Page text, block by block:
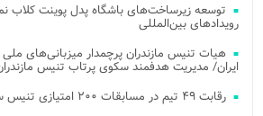
توسعه زیرساخت‌های باشگاه پدل پوینت کلاب
رویدادهای بین‌المللی
هیات تنیس مازندران پرچمدار میزبانی‌های
ایران/ مدیریت هدفمند سکوی پرتاب تنیس
رقابت ۴۹ تیم در مسابقات ۲۰۰ امتیازی تنیس ساحلی کشور در مازندران